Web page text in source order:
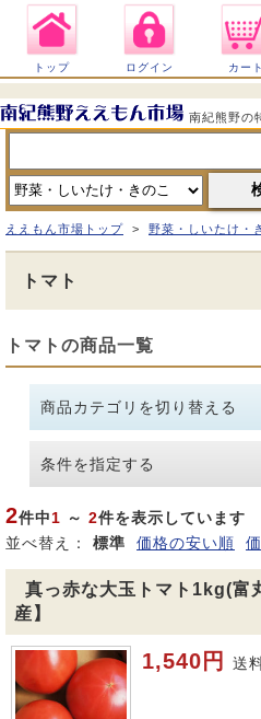
トップ ログイン カート
南紀熊野の
ええもん市場トップ > 野菜・しいたけ・
トマト
トマトの商品一覧
商品カテゴリを切り替える
条件を指定する
2件中1 ～ 2件を表示しています
並べ替え：
標準 価格の安い順
真っ赤な大玉トマト1kg(富
産】
1,540円 送